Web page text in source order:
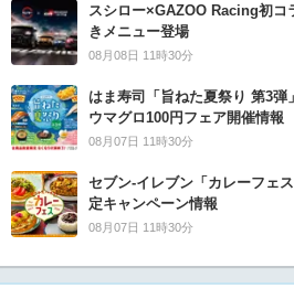
スシロー×GAZOO Racing初コ
きメニュー登場
08月08日 11時30分
はま寿司「旨ねた夏祭り 第3弾
ウマグロ100円フェア開催情報
08月07日 11時30分
セブン‐イレブン「カレーフェ
定キャンペーン情報
08月07日 11時30分